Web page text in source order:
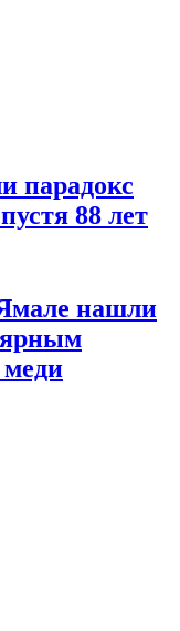
парадокс
88 лет
нашли